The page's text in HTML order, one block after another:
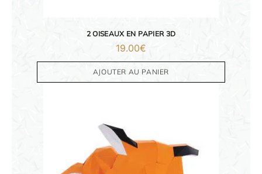
2 OISEAUX EN PAPIER 3D
19.00€
AJOUTER AU PANIER